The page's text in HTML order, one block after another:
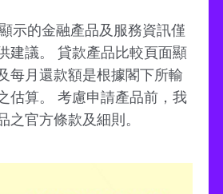
示的金融產品及服務資訊僅
建議。 貸款產品比較頁面顯
每月還款額是根據閣下所輸
估算。 考慮申請產品前，我
之官方條款及細則。